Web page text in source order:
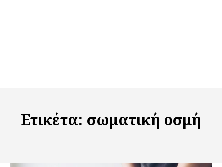
Ετικέτα: σωματική οσμή